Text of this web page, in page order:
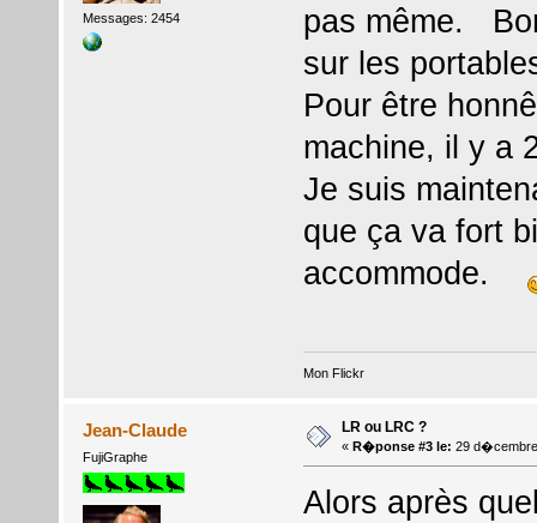
Messages: 2454
pas même.
sur les
Pour être
machine, il y a
Je suis
que ça va fort
accommode.
Mon Flickr
Jean-Claude
FujiGraphe
LR ou LRC ?
« R�ponse #3 le: 29
Alors après